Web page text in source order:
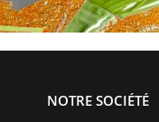
NOTRE SOCIÉTÉ